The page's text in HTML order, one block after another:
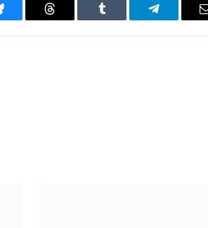
Threads Tumblr Telegram